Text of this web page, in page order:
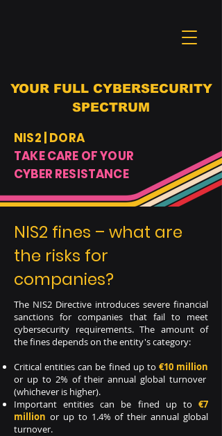
YOUR FULL CYBERSECURITY
SPECTRUM
NIS2 | DORA
TAKE CARE OF YOUR
CYBER RESISTANCE
NIS2 fines – what are
the risks for
companies?
The NIS2 Directive introduces severe financial
sanctions for companies that fail to meet
cybersecurity requirements. The amount of
the fines depends on the entity's category:
Critical entities can be fined up to €10 million
or up to 2% of their annual global turnover
(whichever is higher).
Important entities can be fined up to €7
million or up to 1.4% of their annual global
turnover.